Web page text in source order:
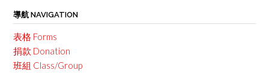
導航 NAVIGATION
表格 Forms
捐款 Donation
班組 Class/Group